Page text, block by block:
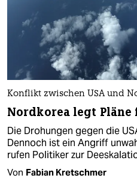
Konflikt zwischen USA und
Nordkorea legt
Die Drohungen gegen die
Dennoch ist ein Angriff
rufen Politiker zur
Von Fabian Kretschmer